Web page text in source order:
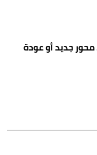
محور جديد أو عودة